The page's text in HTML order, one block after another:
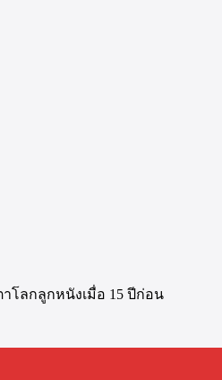
าโลกลูกหนังเมื่อ 15 ปีก่อน